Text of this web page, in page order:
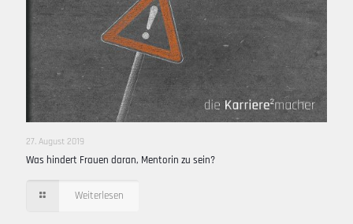
27. August 2019
Was hindert Frauen daran, Mentorin zu sein?
Weiterlesen